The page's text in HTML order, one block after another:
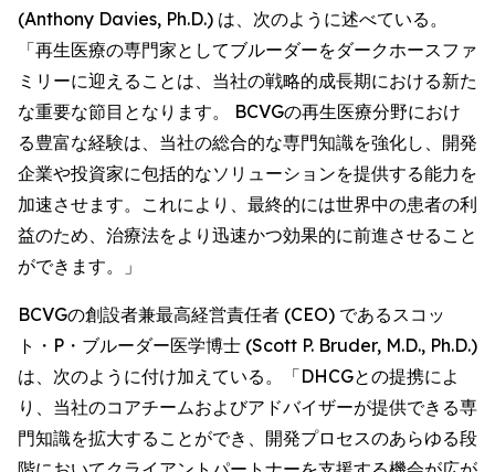
(Anthony Davies, Ph.D.) は、次のように述べている。
「再生医療の専門家としてブルーダーをダークホースファ
ミリーに迎えることは、当社の戦略的成長期における新た
な重要な節目となります。 BCVGの再生医療分野におけ
る豊富な経験は、当社の総合的な専門知識を強化し、開発
企業や投資家に包括的なソリューションを提供する能力を
加速させます。これにより、最終的には世界中の患者の利
益のため、治療法をより迅速かつ効果的に前進させること
ができます。」
BCVGの創設者兼最高経営責任者 (CEO) であるスコッ
ト・P・ブルーダー医学博士 (Scott P. Bruder, M.D., Ph.D.)
は、次のように付け加えている。「DHCGとの提携によ
り、当社のコアチームおよびアドバイザーが提供できる専
門知識を拡大することができ、開発プロセスのあらゆる段